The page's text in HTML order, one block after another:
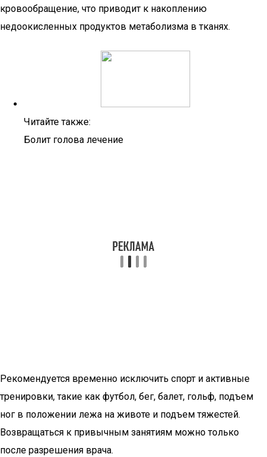
кровообращение, что приводит к накоплению
недоокисленных продуктов метаболизма в тканях.
Читайте также:
Болит голова лечение
Рекомендуется временно исключить спорт и активные
тренировки, такие как футбол, бег, балет, гольф, подъем
ног в положении лежа на животе и подъем тяжестей.
Возвращаться к привычным занятиям можно только
после разрешения врача.